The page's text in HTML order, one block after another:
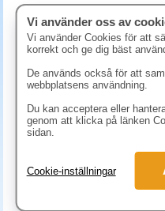
Vi använder oss av
Vi använder Cookies för att
korrekt och ge dig bäst
De används också för att
webbplatsens användning.
Du kan acceptera eller
genom att klicka på länken
sidan.
Cookie-inställningar